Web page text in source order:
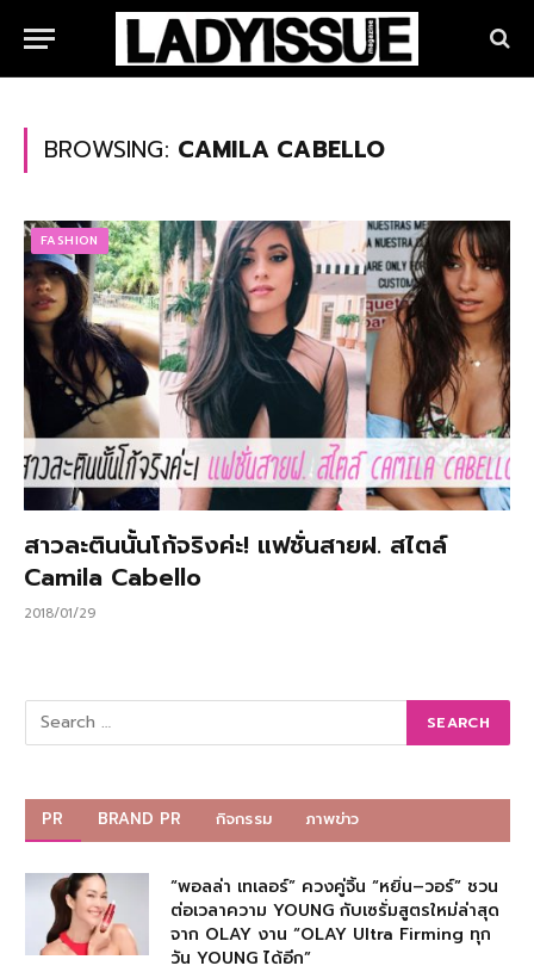
BROWSING: CAMILA CABELLO
FASHION
สาวละตินนั้นโก้จริงค่ะ! แฟชั่นสายฝ. สไตล์
Camila Cabello
2018/01/29
PR BRAND PR กิจกรรม ภาพข่าว
“พอลล่า เทเลอร์” ควงคู่จิ้น “หยิ่น–วอร์” ชวน
ต่อเวลาความ YOUNG กับเซรั่มสูตรใหม่ล่าสุด
จาก OLAY งาน “OLAY Ultra Firming ทุก
วัน YOUNG ได้อีก”